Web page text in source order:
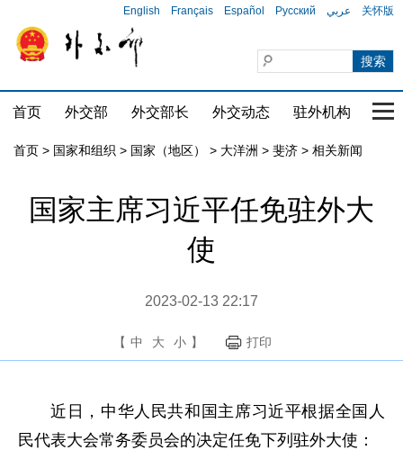
English Français Español Русский عربي 关怀版
首页 外交部 外交部长 外交动态 驻外机构 国
首页 > 国家和组织 > 国家（地区） > 大洋洲 > 斐济 > 相关新闻
国家主席习近平任免驻外大
使
2023-02-13 22:17
【 中 大 小 】 打印
近日，中华人民共和国主席习近平根据全国人
民代表大会常务委员会的决定任免下列驻外大使：